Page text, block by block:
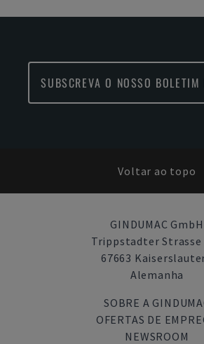
SUBSCREVA O NOSSO BOLETIM
Voltar ao topo
GINDUMAC GmbH
Trippstadter Strasse
67663
Alemanha
SOBRE A
OFERTAS DE
NEWSROOM